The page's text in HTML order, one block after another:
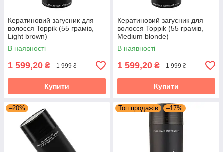
Кератиновий загусник для
волосся Toppik (55 грамів,
Light brown)
В наявності
1 599,20 ₴ 1 999 ₴
Купити
Кератиновий загусник для
волосся Toppik (55 грамів,
Medium blonde)
В наявності
1 599,20 ₴ 1 999 ₴
Купити
–20% Топ продажів –17%